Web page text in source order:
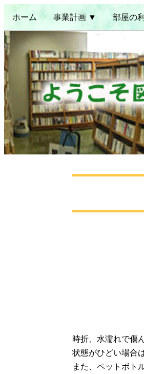
ホーム 事業計画 ▼ 部屋の
時折、水濡れで傷
状態がひどい場合
また、ペットボト